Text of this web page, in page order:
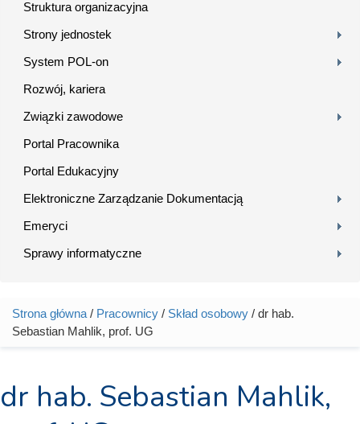
Struktura organizacyjna
Strony jednostek
System POL-on
Rozwój, kariera
Związki zawodowe
Portal Pracownika
Portal Edukacyjny
Elektroniczne Zarządzanie Dokumentacją
Emeryci
Sprawy informatyczne
Jesteś tutaj
Strona główna / Pracownicy / Skład osobowy / dr hab.
Sebastian Mahlik, prof. UG
dr hab. Sebastian Mahlik,